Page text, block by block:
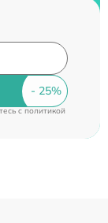
c политикой